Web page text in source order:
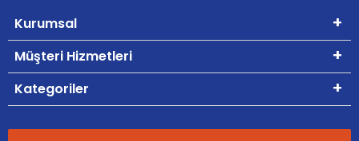
Kurumsal
Müşteri Hizmetleri
Kategoriler